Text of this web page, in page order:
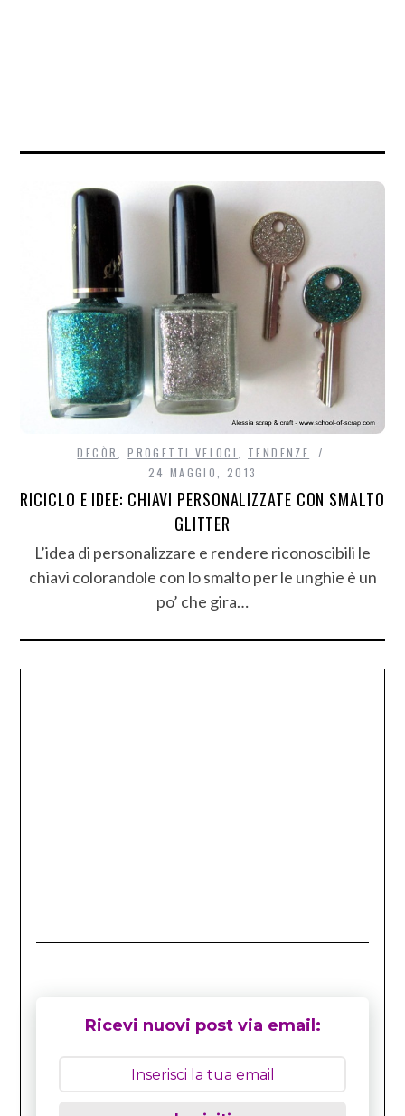
DECÒR ,PROGETTI VELOCI
TENDENZE
24 MAGGIO, 2013
RICICLO E IDEE: CHIAVI PERSONALIZZATE CON SMALTO
GLITTER
L’idea di personalizzare e rendere riconoscibili le
chiavi colorandole con lo smalto per le unghie è un
po’ che gira…
Ricevi nuovi post via email: